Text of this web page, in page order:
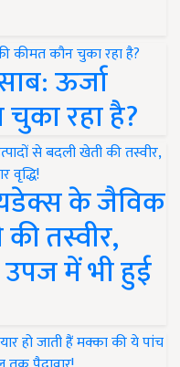
ऊर्जा
रहा है?
के जैविक
तस्वीर,
में भी हुई